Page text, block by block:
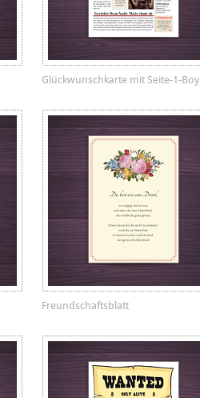
Glückwunschkarte mit Seite-1-Boy
Freundschaftsblatt